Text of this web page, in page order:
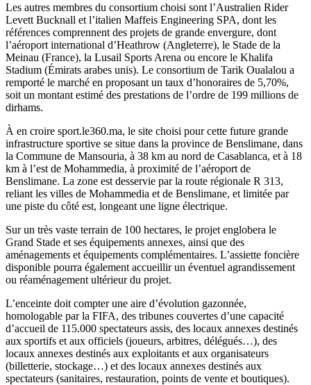
Les autres membres du consortium choisi sont l’Australien Rider
Levett Bucknall et l’italien Maffeis Engineering SPA, dont les
références comprennent des projets de grande envergure, dont
l’aéroport international d’Heathrow (Angleterre), le Stade de la
Meinau (France), la Lusail Sports Arena ou encore le Khalifa
Stadium (Émirats arabes unis). Le consortium de Tarik Oualalou a
remporté le marché en proposant un taux d’honoraires de 5,70%,
soit un montant estimé des prestations de l’ordre de 199 millions de
dirhams.
À en croire sport.le360.ma, le site choisi pour cette future grande
infrastructure sportive se situe dans la province de Benslimane, dans
la Commune de Mansouria, à 38 km au nord de Casablanca, et à 18
km à l’est de Mohammedia, à proximité de l’aéroport de
Benslimane. La zone est desservie par la route régionale R 313,
reliant les villes de Mohammedia et de Benslimane, et limitée par
une piste du côté est, longeant une ligne électrique.
Sur un très vaste terrain de 100 hectares, le projet englobera le
Grand Stade et ses équipements annexes, ainsi que des
aménagements et équipements complémentaires. L’assiette foncière
disponible pourra également accueillir un éventuel agrandissement
ou réaménagement ultérieur du projet.
L’enceinte doit compter une aire d’évolution gazonnée,
homologable par la FIFA, des tribunes couvertes d’une capacité
d’accueil de 115.000 spectateurs assis, des locaux annexes destinés
aux sportifs et aux officiels (joueurs, arbitres, délégués…), des
locaux annexes destinés aux exploitants et aux organisateurs
(billetterie, stockage…) et des locaux annexes destinés aux
spectateurs (sanitaires, restauration, points de vente et boutiques).